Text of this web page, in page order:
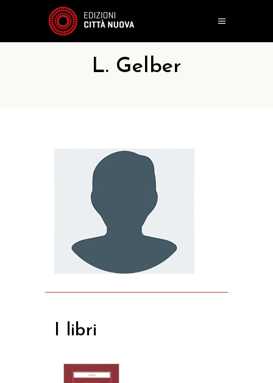
L. Gelber
I libri